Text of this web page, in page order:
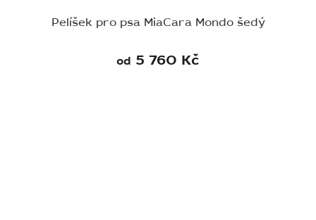
Pelíšek pro psa MiaCara Mondo šedý
od 5 760 Kč